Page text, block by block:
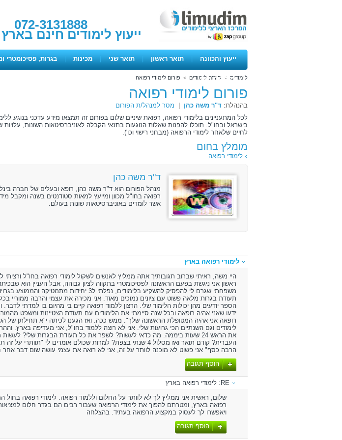
072-3131888
ייעוץ לימודים חינם
ייעוץ והכוונה | תואר ראשון | תואר שני | מכינות | בגרות, פסיכומטרי
ימים פתוחיםלימודים > פורום לימודים > פורום לימודי רפואה
פורום לימודי רפואה
בהנהלת: ד"ר משה כהן
מסר למנהל/ת הפורום
לכל המתעניינים בלימודי רפואה, רפואת שיניים שלום בפורום זה תמצאו מידע עדכני בנוגע
בישראל ובחו"ל. תוכלו להפנות שאלות הנוגעות בתנאי הקבלה לאוניברסיטאות השונות, עלויות
לחיים שלאחר לימודי הרפואה (מבחני רישוי וכו').
מומלץ בחום
לימודי רפואה
ד"ר משה כהן
מנהל הפורום הוא ד"ר משה כהן, רופא ובעלים של חברה
רפואה בחו"ל מכוון ומייעץ למאות סטודנטים בשנה ומקבל
אשר לומדים באוניברסיטאות שונות בעולם.
לימודי רפואה בארץ
היי משה, ראיתי שברוב תגובותיך אתה ממליץ לאנשים לשקול לימודי רפואה בחו"ל ורציתי
ראשון אני ניגשת בפעם הראשונה לפסיכומטרי בתקווה לציון גבוהה, אבל העניין הוא
משפחתי שגרם לי להפסיק להשקיע בלימודים, נפלתי ל3 יחידות
תעודת בגרות מלאה פשוט עם ציונים נמוכים מאוד. אני מכירה את עצמי והרבה ממוריי
הספר יודעים מהן יכולות הלימוד שלי. הרצון ללמוד רפואה קיים בי מהיום בו למדתי
ידעו שאני אהיה רופאה ובכל שנה סיימתי את הלימודים עם תעודת הצטיינות ומשפט
רופאה אני אהיה המטופלת הראשונה שלך". ממש ככה. ואז הגענו לכיתה י"א תחילתן של
לימודים וגם השנתיים הכי גרועות שלי. אני לא רוצה ללמוד בחו"ל, אני מעדיפה בארץ.
את הראש 24 שעות ביממה. מה כדאי לעשות? לשפר את כל תעודת הבגרות שלי?
העברית? קודם תואר ואז מסלול 4 שנתי בצפת? למרות שכולם אומרים לי
הרבה כסף" אני פשוט לא מוכנה לוותר על זה, אני לא רואה את עצמי עושה שום דבר אחר
הוסף תגובה
RE: לימודי רפואה בארץ
שלום, ראשית אני ממליץ לך לא לוותר על החלום וללמוד רפואה. לימודי רפואה בחול
רפואה בארץ, ומטרתם להפוך את לימודי הרפואה שעבור רבים הם בגדר חלום
ויאפשרו לך לעסוק במקצוע הרפואה בעתיד. בהצלחה
הוסף תגובה